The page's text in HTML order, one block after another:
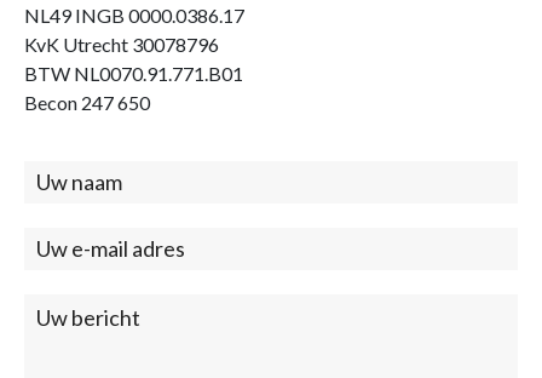
NL49 INGB 0000.0386.17
KvK Utrecht 30078796
BTW NL0070.91.771.B01
Becon 247 650
Contact